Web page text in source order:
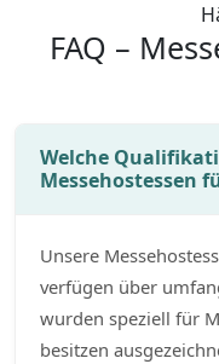
FAQ –
Welche
Messehostessen
Unsere
verfügen über
wurden speziell für
besitzen